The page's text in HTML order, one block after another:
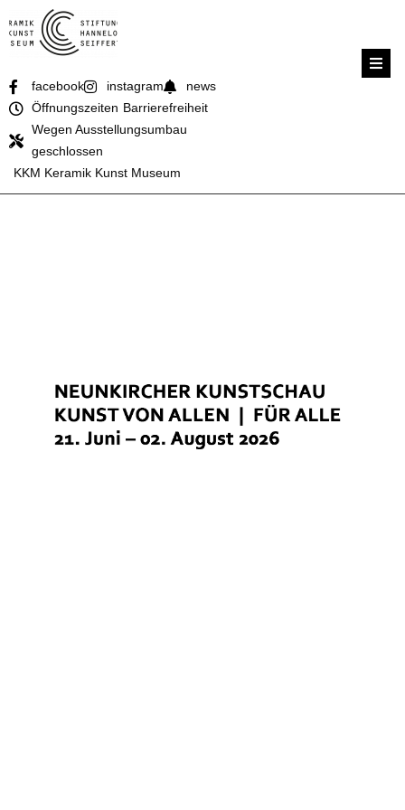
facebook instagram
news
Öffnungszeiten Barrierefreiheit
Wegen Ausstellungsumbau
geschlossen
KKM Keramik Kunst Museum